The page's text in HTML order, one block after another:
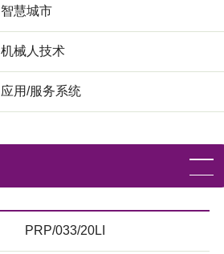
智慧城市
机械人技术
应用/服务系统
PRP/033/20LI